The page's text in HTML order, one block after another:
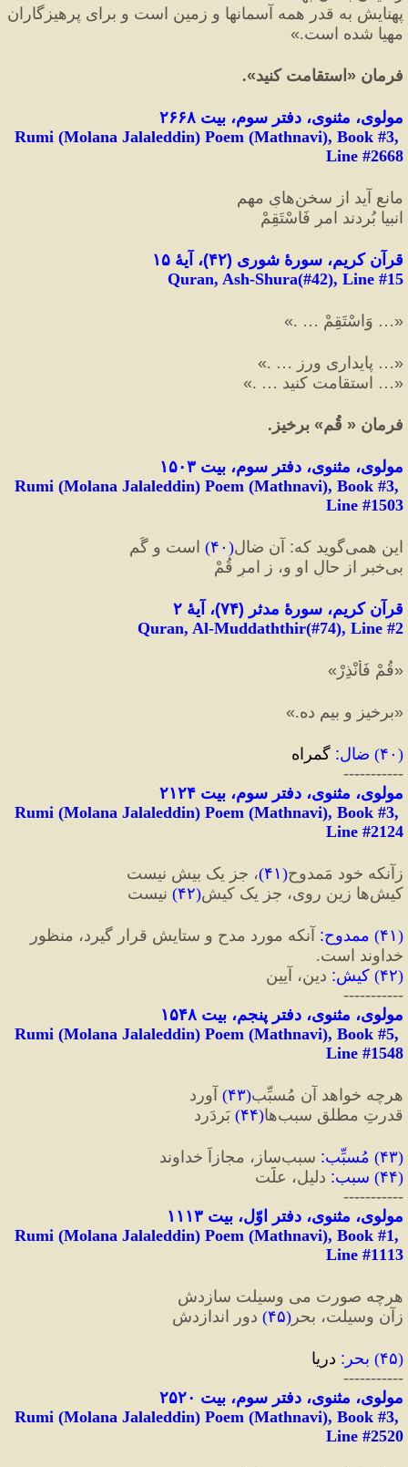
مهيا شده است.»
فرمان « استقامت کنید»
.
مولوی، مثنوی، دفتر سوم، بیت ۲۶۶۸
Rumi (Molana Jalaleddin) Poem (Mathnavi), Book #3,
Line #2668
مانع آید از سخن‌هایِ مهم
انبیا بُردند امرِ فَاسْتَقِمْ
قرآن کریم، سورهٔ شورى (۴۲)، آیهٔ ۱۵
Quran, Ash-Shura(#42), Line #15
«… وَاسْتَقِمْ … .»
«… پايدارى ورز … .»
«… استقامت کنید … .»
فرمان « قُم» برخیز.
مولوی، مثنوی، دفتر سوم، بیت ۱۵۰۳
Rumi (Molana Jalaleddin) Poem (Mathnavi), Book #3,
Line #1503
این همی‌‌گوید ‌که :
( ۴۰)
بی‌خبر از حالِ او و، ز امرِ قُمْ
قرآن کریم، سورهٔ مدثر (۷۴)، آیهٔ ۲
Quran, Al-Muddaththir(#74), Line #2
«قُمْ فَأَنْذِرْ »
«برخيز و بيم ده.»
( ۴۰) ضال: گمراه
-----------
مولوی، مثنوی، دفتر سوم، بیت ۲۱۲۴
Rumi (Molana Jalaleddin) Poem (Mathnavi), Book #3,
Line #2124
زآنکه خود مَمدوح(۴۱)، جز یک بیش نیست
کیش‌ها زین روی، جز یک کیش
(۴۲) نیست
(۴۱) ممدوح:
خداوند است.
(۴۲) کیش:‌ دین، آیین
-----------
مولوی، مثنوی، دفتر پنجم، بیت ۱۵۴۸
Rumi (Molana Jalaleddin) Poem (Mathnavi), Book #5,
Line #1548
هرچه خواهد آن مُسبِّب(۴۳) آورد
قدرتِ مطلق سبب‌ها
(۴۴) بَردَرد
(۴۳) مُسبِّب: سبب‌ساز، مجازاً خداوند
(۴۴) سبب: دلیل، علّت
-----------
مولوی، مثنوی، دفتر اوّل، بیت ۱۱۱۳
Rumi (Molana Jalaleddin) Poem (Mathnavi), Book #1,
Line #1113
هر‌چه صورت می وسیلت سازدش
زآن وسیلت، بحر (۴۵) دور اندازدش
(۴۵) بحر : دریا
-----------
مولوی، مثنوی، دفتر سوم، بیت ٢۵٢٠
Rumi (Molana Jalaleddin) Poem (Mathnavi), Book #3,
Line #2520